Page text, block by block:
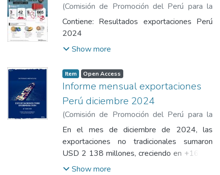
(Comisión de Promoción del Perú para la
Exportación y el Turismo,2024)Comisión
de Promoción del Perú para la Exportación
Contiene: Resultados exportaciones Perú
2024
Show more
Item Open Access
Informe mensual exportaciones
Perú diciembre 2024
(Comisión de Promoción del Perú para la
Exportación y el Turismo, 2024 )Comisión
de Promoción del Perú para la Exportación
y el Turismo
En el mes de diciembre de 2024, las
exportaciones no tradicionales sumaron
USD 2 138 millones, creciendo en +16,5%
con respecto al mismo mes del año 2023.
Show more